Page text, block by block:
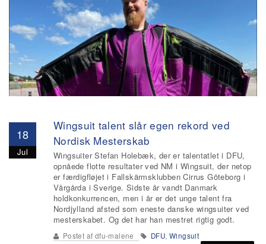
18
Jul
Wingsuit talent slår egen rekord ved
Nordisk Mesterskab
Wingsuiter Stefan Holebæk, der er talentatlet i DFU,
opnåede flotte resultater ved NM i Wingsuit, der netop
er færdigfløjet i Fallskärmsklubben Cirrus Göteborg i
Vårgårda i Sverige. Sidste år vandt Danmark
holdkonkurrencen, men i år er det unge talent fra
Nordjylland afsted som eneste danske wingsuiter ved
mesterskabet. Og det har han mestret rigtig godt.
Postet af dfu-malene DFU,Wingsuit